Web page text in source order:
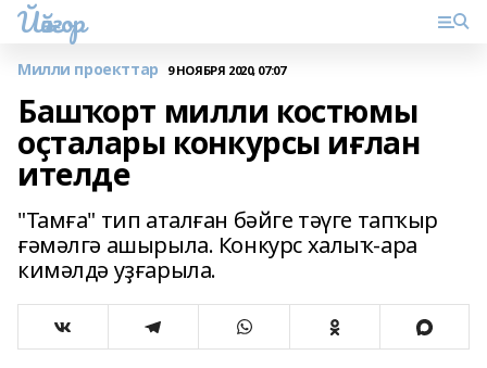
Йәйғор
Милли проекттар 9 НОЯБРЯ 2020, 07:07
Башҡорт милли костюмы
оҫталары конкурсы иғлан
ителде
"Тамға" тип аталған бәйге тәүге тапҡыр
ғәмәлгә ашырыла. Конкурс халыҡ-ара
кимәлдә уҙғарыла.